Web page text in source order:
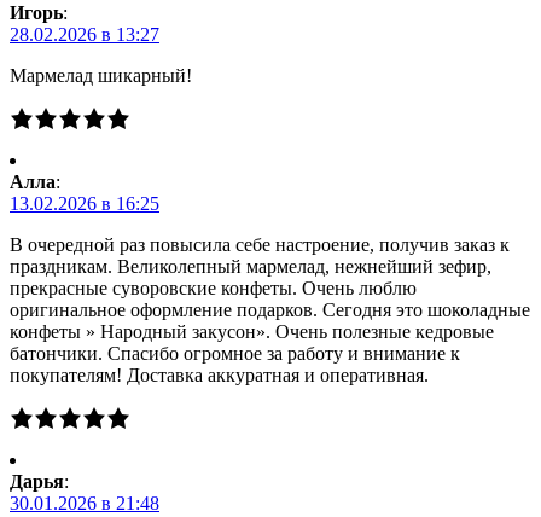
Игорь:
28.02.2026 в 13:27
Мармелад шикарный!
Алла:
13.02.2026 в 16:25
В очередной раз повысила себе настроение, получив заказ к
праздникам. Великолепный мармелад, нежнейший зефир,
прекрасные суворовские конфеты. Очень люблю
оригинальное оформление подарков. Сегодня это шоколадные
конфеты » Народный закусон». Очень полезные кедровые
батончики. Спасибо огромное за работу и внимание к
покупателям! Доставка аккуратная и оперативная.
Дарья:
30.01.2026 в 21:48